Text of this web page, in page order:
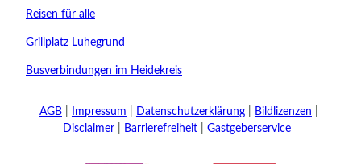
Reisen für alle
Grillplatz Luhegrund
Busverbindungen im Heidekreis
AGB Impressum Datenschutzerklärung
Bildlizenzen
Disclaimer
Barrierefreiheit Gastgeberservice